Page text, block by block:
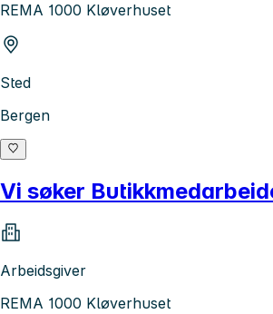
REMA 1000 Kløverhuset
Sted
Bergen
Vi søker
Arbeidsgiver
REMA 1000 Kløverhuset